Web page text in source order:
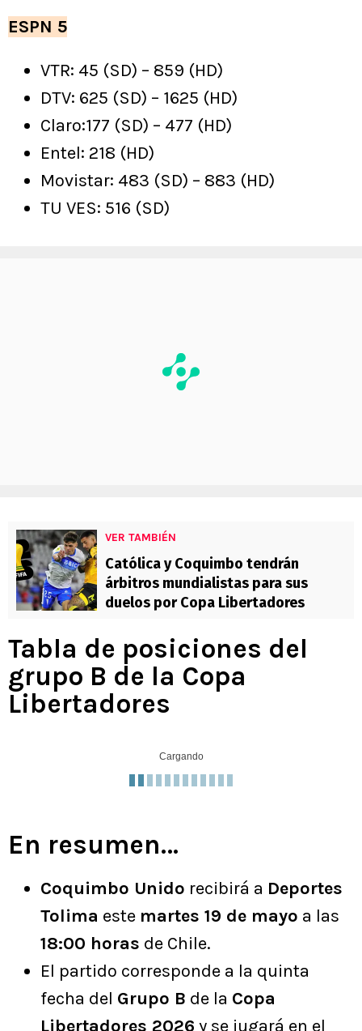
ESPN 5
VTR: 45 (SD) – 859 (HD)
DTV: 625 (SD) – 1625 (HD)
Claro:177 (SD) – 477 (HD)
Entel: 218 (HD)
Movistar: 483 (SD) – 883 (HD)
TU VES: 516 (SD)
VER TAMBIÉN
Católica y Coquimbo tendrán
árbitros mundialistas para sus
duelos por Copa Libertadores
Tabla de posiciones del
grupo B de la Copa
Libertadores
Cargando
En resumen…
Coquimbo Unido recibirá a Deportes
Tolima este martes 19 de mayo a las
18:00 horas de Chile.
El partido corresponde a la quinta
fecha del Grupo B de la Copa
Libertadores 2026 y se jugará en el